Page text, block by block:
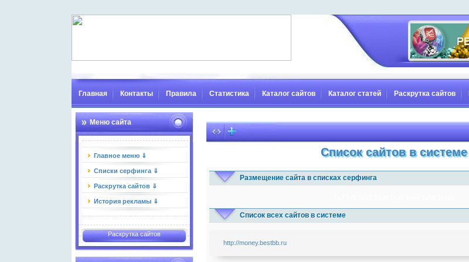
Главная Контакты Правила Статистика Каталог сайтов Каталог статей Раскрутка сайтов
Меню сайта
Главное меню ⇓
Списки серфинга ⇓
Раскрутка сайтов ⇓
История рекламы ⇓
Раскрутка сайтов
Список сайтов в системе
Размещение сайта в списках серфинга
Список всех сайтов в системе
http://money.bestbb.ru